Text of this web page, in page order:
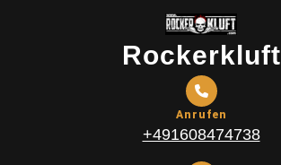
Rockerkluft
Anrufen
+491608474738